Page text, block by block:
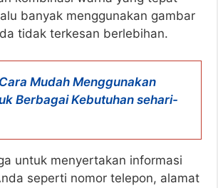
banyak menggunakan gambar
tidak terkesan berlebihan.
Cara Mudah Menggunakan
Berbagai Kebutuhan sehari-
untuk menyertakan informasi
seperti nomor telepon, alamat